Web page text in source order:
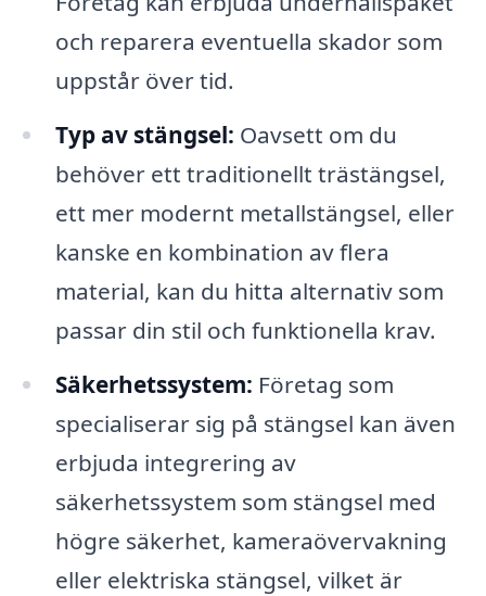
och reparera eventuella skador som
uppstår över tid.
Typ av stängsel: Oavsett om du
behöver ett traditionellt trästängsel,
ett mer modernt metallstängsel, eller
kanske en kombination av flera
material, kan du hitta alternativ som
passar din stil och funktionella krav.
Säkerhetssystem: Företag som
specialiserar sig på stängsel kan även
erbjuda integrering av
säkerhetssystem som stängsel med
högre säkerhet, kameraövervakning
eller elektriska stängsel, vilket är